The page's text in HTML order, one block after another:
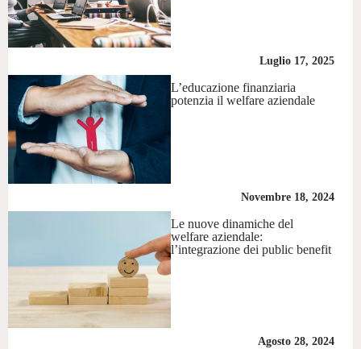
Luglio 17, 2025
L’educazione finanziaria
potenzia il welfare aziendale
Novembre 18, 2024
Le nuove dinamiche del
welfare aziendale:
l’integrazione dei public benefit
Agosto 28, 2024